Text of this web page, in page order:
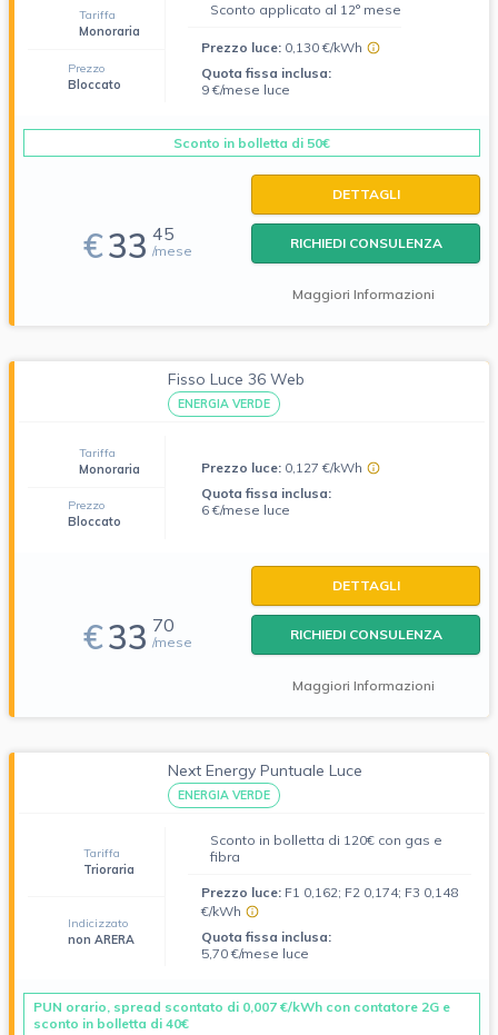
Tariffa
Monoraria
Prezzo
Bloccato
Sconto applicato al 12° mese
Prezzo luce: 0,130 €/kWh
Quota fissa inclusa:
9 €/mese luce
Sconto in bolletta di 50€
€33 45
/mese
DETTAGLI
RICHIEDI CONSULENZA
Maggiori Informazioni
Fisso Luce 36 Web
ENERGIA VERDE
Tariffa
Monoraria
Prezzo
Bloccato
Prezzo luce: 0,127 €/kWh
Quota fissa inclusa:
6 €/mese luce
€33 70
/mese
DETTAGLI
RICHIEDI CONSULENZA
Maggiori Informazioni
Next Energy Puntuale Luce
ENERGIA VERDE
Tariffa
Trioraria
Indicizzato
non ARERA
Sconto in bolletta di 120€ con gas e
fibra
Prezzo luce:F1 0,162; F2 0,174; F3 0,148
€/kWh
Quota fissa inclusa:
5,70 €/mese luce
PUN orario, spread scontato di 0,007 €/kWh con contatore 2G e
sconto in bolletta di 40€